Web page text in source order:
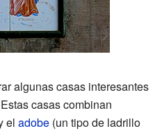
algunas casas interesantes
casas combinan
el adobe (un tipo de ladrillo